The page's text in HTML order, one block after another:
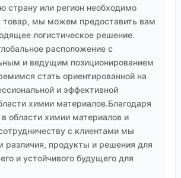
страну или регион необходимо
товар, мы можем предоставить вам
логистическое решение.
расположение с
и ведущим позиционированием
стать ориентированной на
и эффективной
химии материалов.Благодаря
области химии материалов и
с клиентами мы
различия, продукты и решения для
и устойчивого будущего для